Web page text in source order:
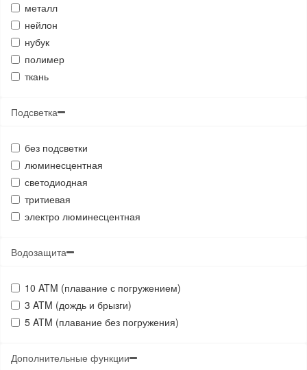
металл
нейлон
нубук
полимер
ткань
Подсветка
без подсветки
люминесцентная
светодиодная
тритиевая
электро люминесцентная
Водозащита
10 ATM (плавание с погружением)
3 ATM (дождь и брызги)
5 ATM (плавание без погружения)
Дополнительные функции